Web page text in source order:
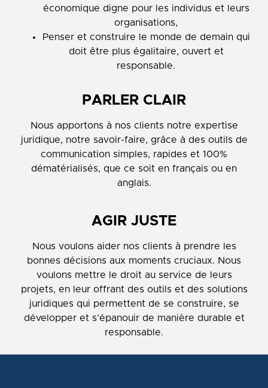
économique digne pour les individus et leurs
organisations,
Penser et construire le monde de demain qui
doit être plus égalitaire, ouvert et
responsable.
PARLER CLAIR
Nous apportons à nos clients notre expertise
juridique, notre savoir-faire, grâce à des outils de
communication simples, rapides et 100%
dématérialisés, que ce soit en français ou en
anglais.
AGIR JUSTE
Nous voulons aider nos clients à prendre les
bonnes décisions aux moments cruciaux. Nous
voulons mettre le droit au service de leurs
projets, en leur offrant des outils et des solutions
juridiques qui permettent de se construire, se
développer et s’épanouir de manière durable et
responsable.